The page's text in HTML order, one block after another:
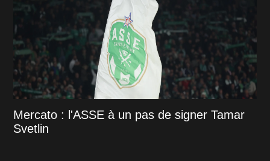
Mercato : l'ASSE à un pas de signer Tamar
Svetlin